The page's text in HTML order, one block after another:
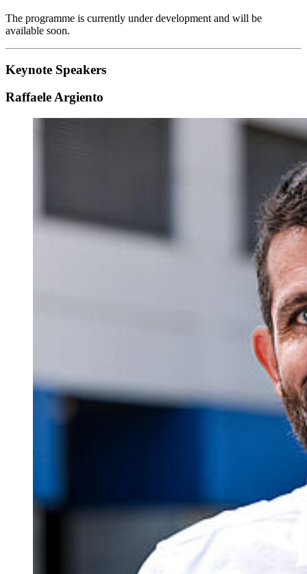
The programme is currently under development and will be
available soon.
Keynote Speakers
Raf­faele Argiento